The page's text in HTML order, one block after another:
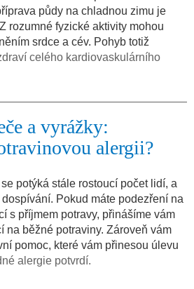
půdy na chladnou zimu je
rozumné fyzické aktivity mohou
srdce a cév. Pohyb totiž
celého kardiovaskulárního
a vyrážky:
alergii?
potýká stále rostoucí počet lidí, a
Pokud máte podezření na
s příjmem potravy, přinášíme vám
na běžné potraviny. Zároveň vám
pomoc, které vám přinesou úlevu
alergie potvrdí.